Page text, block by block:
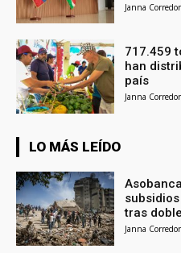
Janna Corredor
717.459
han
país
Janna Corredor
LO MÁS LEÍDO
tras
Janna Corredor